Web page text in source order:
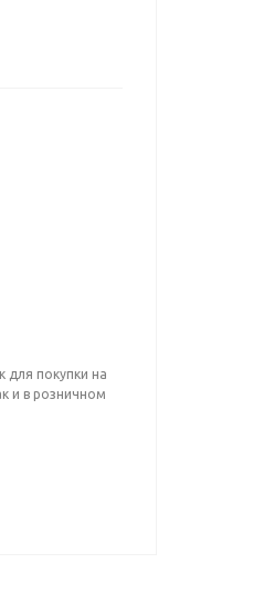
для покупки на
и в розничном